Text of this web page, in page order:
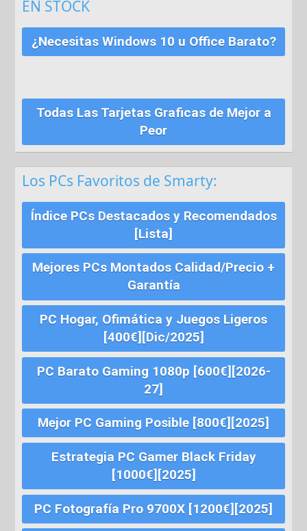
EN STOCK
¿Necesitas Windows 10 u Office Barato?
Todas Las Tarjetas Graficas de Mejor a
Peor
Los PCs Favoritos de Smarty:
Índice PCs Destacados y Recomendados
[Lista]
Mejores PCs Montados Calidad/Precio +
Garantía
PC Hogar, Ofimática y Juegos Ligeros
[400€][Dic/2025]
PC Barato Gaming 1080p [600€][2026-
27]
Mejor PC Gaming Posible [800€][2025]
Estrategia PC Gamer Black Friday
[1000€][2025]
PC Fotografía Pro 9700X [1200€][2025]